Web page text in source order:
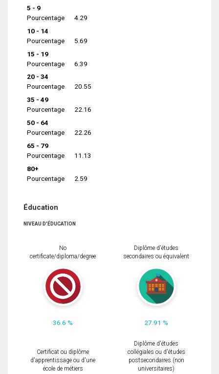
5 - 9
Pourcentage
4.29
10 - 14
Pourcentage
5.69
15 - 19
Pourcentage
6.39
20 - 34
Pourcentage
20.55
35 - 49
Pourcentage
22.16
50 - 64
Pourcentage
22.26
65 - 79
Pourcentage
11.13
80+
Pourcentage
2.59
Éducation
NIVEAU D'ÉDUCATION
No
certificate/diploma/degree
36.6 %
Diplôme d'études
secondaires ou équivalent
27.91 %
Certificat ou diplôme
d'apprentissage ou d'une
école de métiers
Diplôme d'études
collégiales ou d'études
postsecondaires (non
universitaires)